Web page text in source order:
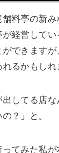
料亭の新み
経営して
できます
るかもしれ
出してる店
？」と。
てみた私が